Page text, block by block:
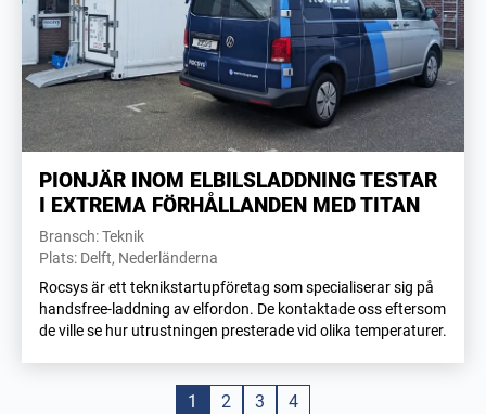
PIONJÄR INOM ELBILSLADDNING TESTAR
I EXTREMA FÖRHÅLLANDEN MED TITAN
Bransch: Teknik
Plats: Delft, Nederländerna
Rocsys är ett teknikstartupföretag som specialiserar sig på
handsfree-laddning av elfordon. De kontaktade oss eftersom
de ville se hur utrustningen presterade vid olika temperaturer.
1 2 3 4